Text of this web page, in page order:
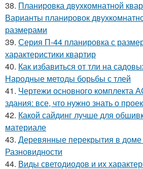
38. Планировка двухкомнатной
Варианты планировок
размерами
39. Серия П-44 планировка с
характеристики квартир
40. Как избавиться от тли на
Народные методы борьбы с тлей
41. Чертежи основного комплекта
здания: все, что нужно знать о
42. Какой сайдинг лучше для
материале
43. Деревянные перекрытия в доме
Разновидности
44. Виды светодиодов и их